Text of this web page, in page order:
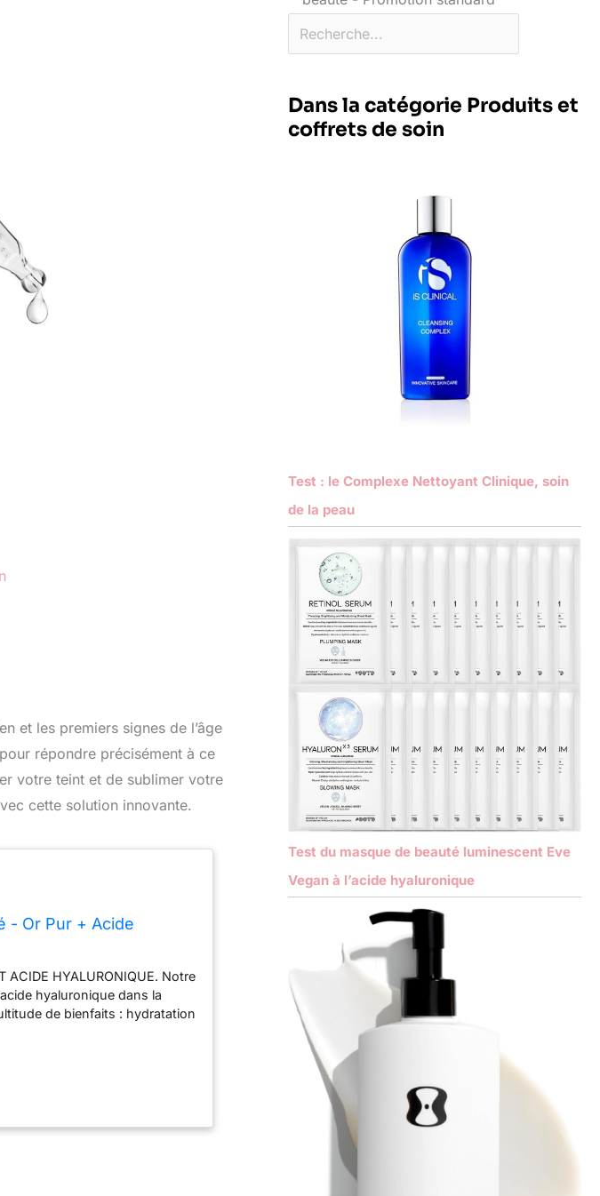
et les premiers signes de l’âge
répondre précisément à ce
votre teint et de sublimer votre
cette solution innovante.
- Or Pur + Acide
ACIDE HYALURONIQUE. Notre
hyaluronique dans la
de bienfaits : hydratation
revitalise et régénère la peau
EFFICACITE PROUVEE.
batterie de tests scientifiques :
d’hydratation... Notre soin a
RARES ET PUISSANTS. Or
Dans la catégorie Produits et
coffrets de soin
Test : le Complexe Nettoyant Clinique, soin
de la peau
Test du masque de beauté luminescent Eve
Vegan à l’acide hyaluronique